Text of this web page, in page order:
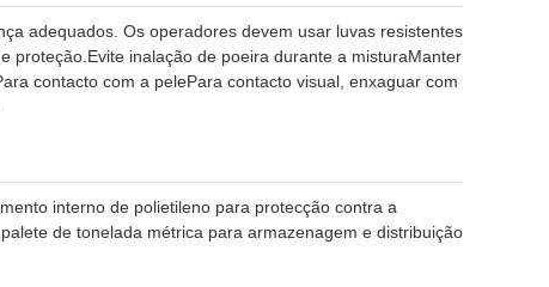
adequados. Os operadores devem usar luvas resistentes
proteção.Evite inalação de poeira durante a misturaManter
contacto com a pelePara contacto visual, enxaguar com
interno de polietileno para protecção contra a
de tonelada métrica para armazenagem e distribuição